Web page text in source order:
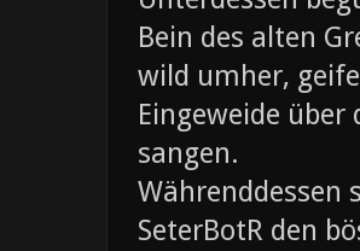
Bein des alten
wild umher,
Eingeweide
sangen.
Währenddessen
SeterBotR den